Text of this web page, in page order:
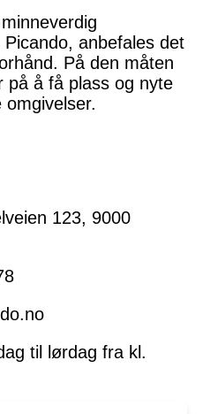
anbefales det
På den måten
på å få plass og nyte
123, 9000
til lørdag fra kl.